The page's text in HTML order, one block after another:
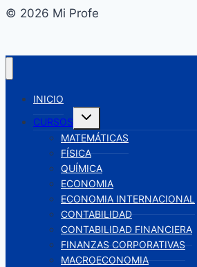
© 2026 Mi Profe
INICIO
CURSOS
Alternar
hijo
MATEMÁTICAS
FÍSICA
QUÍMICA
ECONOMIA
ECONOMIA INTERNACIONAL
CONTABILIDAD
CONTABILIDAD FINANCIERA
FINANZAS CORPORATIVAS
MACROECONOMIA